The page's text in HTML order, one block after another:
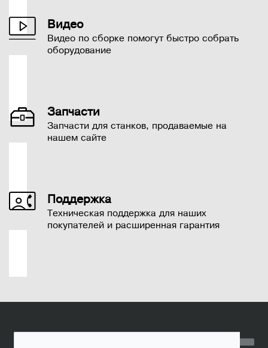
Видео
Видео по сборке помогут быстро собрать
оборудование
Запчасти
Запчасти для станков, продаваемые на
нашем сайте
Поддержка
Техническая поддержка для наших
покупателей и расширенная гарантия